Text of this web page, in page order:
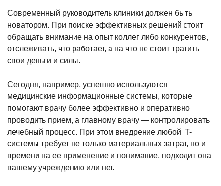
Современный руководитель клиники должен быть
новатором. При поиске эффективных решений стоит
обращать внимание на опыт коллег либо конкурентов,
отслеживать, что работает, а на что не стоит тратить
свои деньги и силы.
Сегодня, например, успешно используются
медицинские информационные системы, которые
помогают врачу более эффективно и оперативно
проводить прием, а главному врачу — контролировать
лечебный процесс. При этом внедрение любой IT-
системы требует не только материальных затрат, но и
времени на ее применение и понимание, подходит она
вашему учреждению или нет.